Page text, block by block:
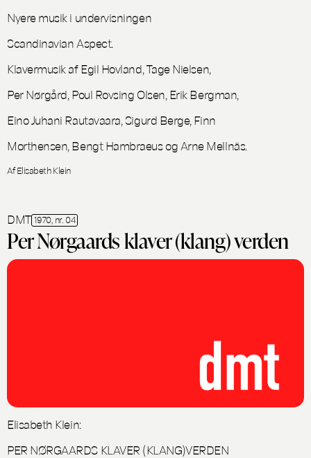
Nyere musik i undervisningen
Scandinavian Aspect.
Klavermusik af Egil Hovland, Tage Nielsen,
Per Nørgård, Poul Rovsing Olsen, Erik Bergman,
Eino Juhani Rautavaara, Sigurd Berge, Finn
Morthensen, Bengt Hambraeus og Arne Mellnäs.
Af Elisabeth Klein
DMT 1970, nr. 04
Per Nørgaards klaver (klang) verden
Elisabeth Klein:
PER NØRGAARDS KLAVER (KLANG)VERDEN